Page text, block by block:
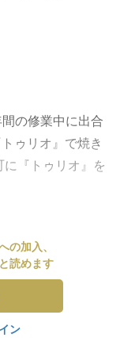
の修業中に出合
ゥリオ』で焼き
『トゥリオ』を
加入、
読めます
ン